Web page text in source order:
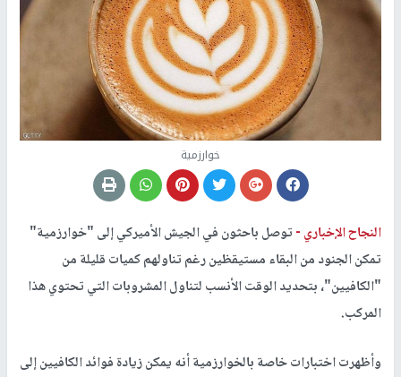
خوارزمية
النجاح الإخباري -توصل باحثون في الجيش الأميركي إلى "خوارزمية"
تمكن الجنود من البقاء مستيقظين رغم تناولهم كميات قليلة من
"الكافيين"، بتحديد الوقت الأنسب لتناول المشروبات التي تحتوي هذا
المركب.
وأظهرت اختبارات خاصة بالخوارزمية أنه يمكن زيادة فوائد الكافيين إلى